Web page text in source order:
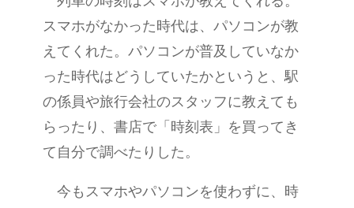
スマホがなかった時代は、パソコンが教
えてくれた。パソコンが普及していなか
った時代はどうしていたかというと、駅
の係員や旅行会社のスタッフに教えても
らったり、書店で「時刻表」を買ってき
て自分で調べたりした。
今もスマホやパソコンを使わずに、時